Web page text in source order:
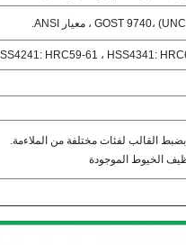
GOST 9740 ، معيار ANSI.
القالب لفئات مختلفة من الملاءمة.
الخيوط الموجودة